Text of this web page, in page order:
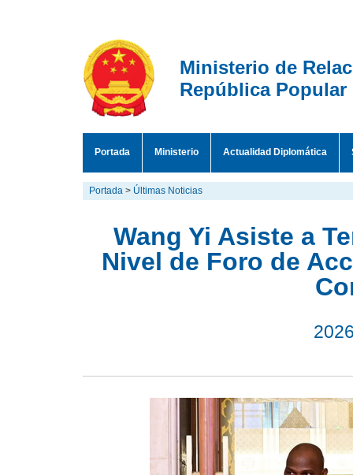
Ministerio de
República Popular
Portada Ministerio Actualidad Diplomática
Portada > Últimas Noticias
Wang Yi Asiste a
Nivel de Foro de